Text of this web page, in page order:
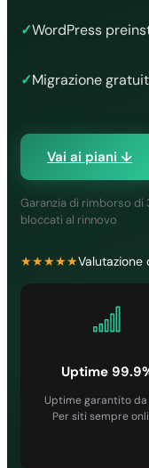
✓WordPress
✓Migrazione
Vai ai piani ↓
Garanzia di rimborso di
bloccati al rinnovo
★★★★★Valutazione
Uptime
Uptime garantito da
Per siti sempre